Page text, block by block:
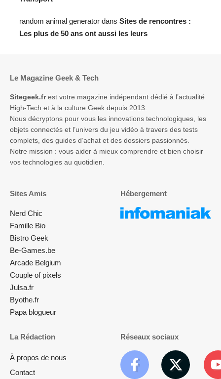
random animal generator dans Sites de rencontres :
Les plus de 50 ans ont aussi les leurs
Le Magazine Geek & Tech
Sitegeek.frest votre magazine indépendant dédié à l’actualité
High-Tech et à la culture Geek depuis 2013.
Nous décryptons pour vous les innovations technologiques, les
objets connectés et l’univers du jeu vidéo à travers des tests
complets, des guides d’achat et des dossiers passionnés.
Notre mission : vous aider à mieux comprendre et bien choisir
vos technologies au quotidien.
Sites Amis
Nerd Chic
Famille Bio
Bistro Geek
Be-Games.be
Arcade Belgium
Couple of pixels
Julsa.fr
Byothe.fr
Papa blogueur
Hébergement
La Rédaction
À propos de nous
Contact
Réseaux sociaux